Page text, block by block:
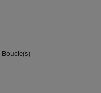
Boucle(s)